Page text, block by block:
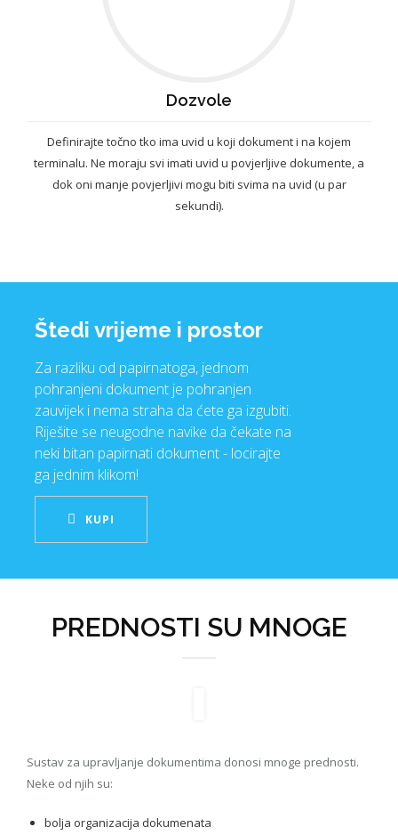
Dozvole
Definirajte točno tko ima uvid u koji dokument i na kojem
terminalu. Ne moraju svi imati uvid u povjerljive dokumente, a
dok oni manje povjerljivi mogu biti svima na uvid (u par
sekundi).
Štedi vrijeme i prostor
Za razliku od papirnatoga, jednom
pohranjeni dokument je pohranjen
zauvijek i nema straha da ćete ga izgubiti.
Riješite se neugodne navike da čekate na
neki bitan papirnati dokument - locirajte
ga jednim klikom!
KUPI
PREDNOSTI SU MNOGE
Sustav za upravljanje dokumentima donosi mnoge prednosti.
Neke od njih su:
bolja organizacija dokumenata